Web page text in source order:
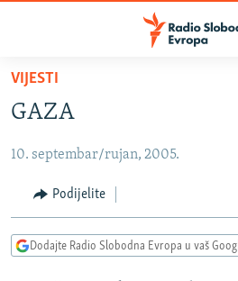
Pređite
glavni
Pređite
Pređite
SRBIJA
KOSOVO
VIZUELNO
VIJESTI
GAZA
10. septembar/rujan, 2005.
Podijelite
Dodajte Radio Slobodna Evropa u vaš